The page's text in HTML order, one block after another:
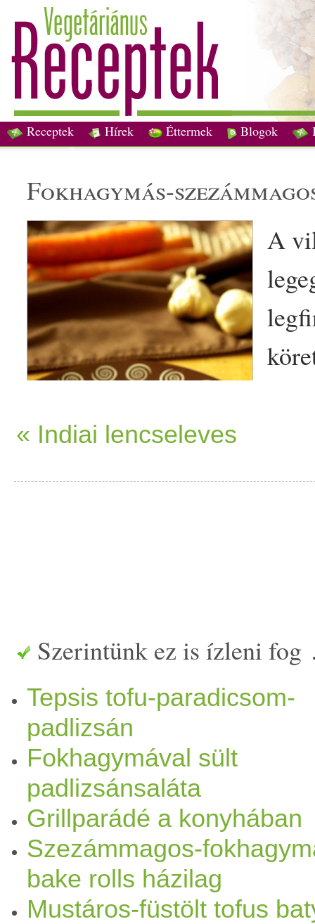
Receptek Hírek Éttermek Blogok
fokhagymás-szezámmag
A
szeljük.Sós vízbe téve kb.
Majd leszűrést követően
előre kikevert
olaj
jal,
hozzáadjuk a vékony
összesütjük.
« Indiai lencseleves
Szerintünk ez is ízleni
Tepsis tofu-paradicsom-
padlizsán
Fokhagymával sült
padlizsánsaláta
Grillparádé a konyhában
Szezámmagos-
bake rolls házilag
Mustáros-füstölt tofus